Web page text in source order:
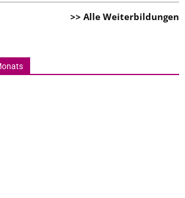
>> Alle Weiterbildungen